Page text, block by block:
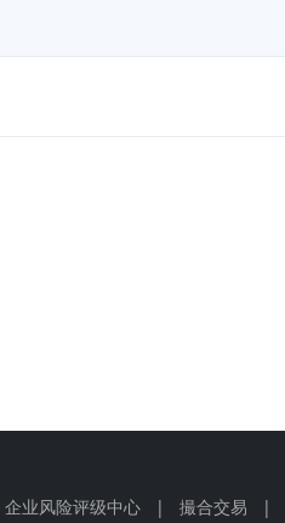
企业风险评级中心 | 撮合交易 |